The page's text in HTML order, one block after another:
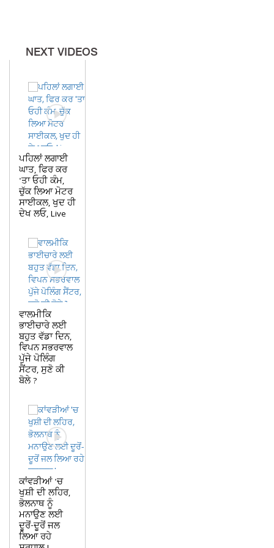
NEXT VIDEOS
ਪਹਿਲਾਂ ਲਗਾਈ
ਘਾਤ, ਫਿਰ ਕਰ
'ਤਾ ਓਹੀ ਕੰਮ,
ਚੁੱਕ ਲਿਆ ਮੋਟਰ
ਸਾਈਕਲ, ਖੁਦ ਹੀ
ਦੇਖ ਲਓ, Live
ਵਾਲਮੀਕਿ
ਭਾਈਚਾਰੇ ਲਈ
ਬਹੁਤ ਵੱਡਾ ਦਿਨ,
ਵਿਪਨ ਸਭਰਵਾਲ
ਪੁੱਜੇ ਪੋਲਿੰਗ
ਸੈਂਟਰ, ਸੁਣੋ ਕੀ
ਬੋਲੇ ?
ਕਾਂਵੜੀਆਂ 'ਚ
ਖੁਸ਼ੀ ਦੀ ਲਹਿਰ,
ਭੋਲਨਾਥ ਨੂੰ
ਮਨਾਉਣ ਲਈ
ਦੂਰੋਂ-ਦੂਰੋਂ ਜਲ
ਲਿਆ ਰਹੇ